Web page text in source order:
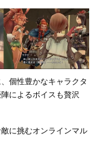
個性豊かなキャラクタ
によるボイスも贅沢
に挑むオンラインマル